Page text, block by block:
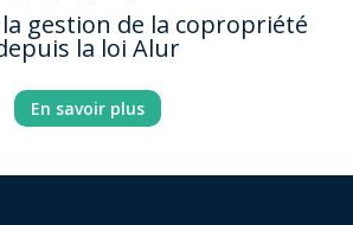
gestion de la copropriété
la loi Alur
En savoir plus